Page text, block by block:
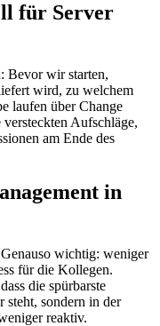
für Server
Bevor wir starten,
wird, zu welchem
laufen über Change
Aufschläge,
am Ende des
in
wichtig: weniger
für die Kollegen.
die spürbarste
steht, sondern in der
reaktiv.